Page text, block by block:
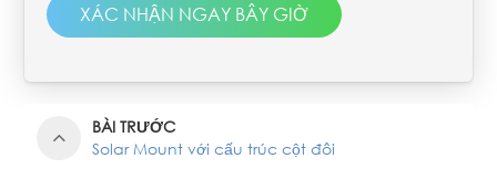
XÁC NHẬN NGAY BÂY GIỜ
BÀI TRƯỚC
Solar Mount với cấu trúc cột đôi